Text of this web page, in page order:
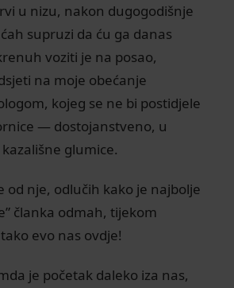
u nizu, nakon dugogodišnje
supruzi da ću ga danas
voziti je na posao,
na moje obećanje
kojeg se ne bi postidjele
— dostojanstveno, u
glumice.
od nje, odlučih kako je najbolje
članka odmah, tijekom
evo nas ovdje!
je početak daleko iza nas,